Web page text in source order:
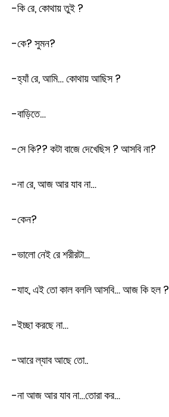
-কি রে, কোথায় তুই ?
-কে? সুমন?
-হ্যাঁ রে, আমি… কোথায় আছিস ?
-বাড়িতে…
-সে কি?? কটা বাজে দেখেছিস ? আসবি না?
-না রে, আজ আর যাব না…
-কেন?
-ভালো নেই রে শরীরটা…
-যাহ, এই তো কাল বললি আসবি… আজ কি হল ?
-ইচ্ছা করছে না…
-আরে ল্যাব আছে তো..
-না আজ আর যাব না…তোরা কর…